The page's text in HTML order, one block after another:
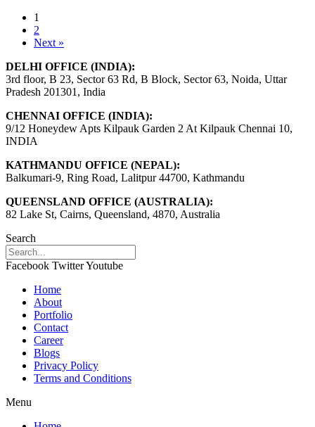
1
2
Next »
DELHI OFFICE (INDIA):
3rd floor, B 23, Sector 63 Rd, B Block, Sector 63, Noida, Uttar
Pradesh 201301, India
CHENNAI OFFICE (INDIA):
9/12 Honeydew Apts Kilpauk Garden 2 At Kilpauk Chennai 10,
INDIA
KATHMANDU OFFICE (NEPAL):
Balkumari-9, Ring Road, Lalitpur 44700, Kathmandu
QUEENSLAND OFFICE (AUSTRALIA):
82 Lake St, Cairns, Queensland, 4870, Australia
Search
Facebook TwitterYoutube
Home
About
Portfolio
Contact
Career
Blogs
Privacy Policy
Terms and Conditions
Menu